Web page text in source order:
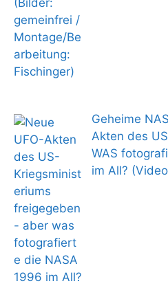
Geheime
Akten des
WAS
im All?